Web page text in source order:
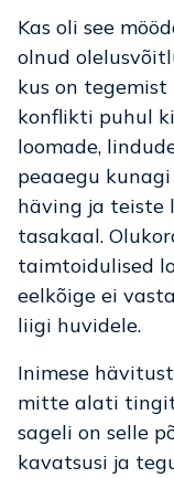
Kas oli see
olnud
kus on
konflikti puhul
loomade,
peaaegu
häving ja teiste
tasakaal.
taimtoidulised
eelkõige ei
liigi huvidele.
Inimese
mitte alati
sageli on selle
kavatsusi ja